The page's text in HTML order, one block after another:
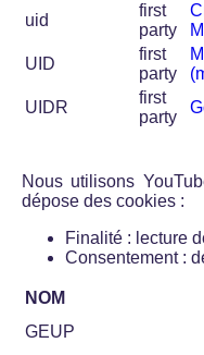
uid
first
party
UID
first
party
UIDR
first
party
Nous utilisons
dépose des cookies :
Finalité : lecture
Consentement :
NOM
GEUP